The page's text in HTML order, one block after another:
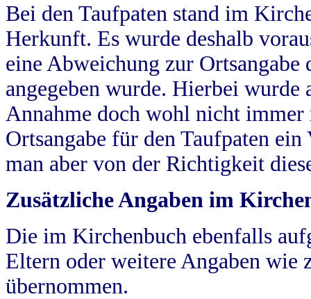
Bei den Taufpaten stand im
Herkunft. Es wurde deshalb
eine Abweichung zur
angegeben wurde. Hierbei wurde
Annahme doch wohl nicht
Ortsangabe für den Taufpaten
man aber von der Richtigkeit
Zusätzliche Angaben im
Die im Kirchenbuch ebenfalls
Eltern oder weitere Angaben wie
übernommen.